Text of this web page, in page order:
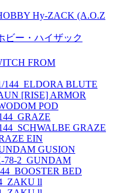
Hy-ZACK (A.O.Z
ビー・ハイザック
FROM
144_ELDORA BLUTE
[RISE] ARMOR
POD
GRAZE
EIN
GUSION
78-2_GUNDAM
BED
ll